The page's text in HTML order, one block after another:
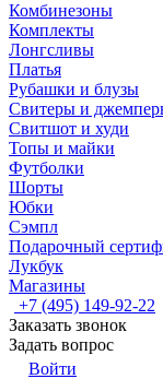
Комбинезоны
Комплекты
Лонгсливы
Платья
Рубашки и блузы
Свитеры и
Свитшот и худи
Топы и майки
Футболки
Шорты
Юбки
Сэмпл
Подарочный
Лукбук
Магазины
+7 (495) 149-92-22
Заказать звонок
Задать вопрос
Войти